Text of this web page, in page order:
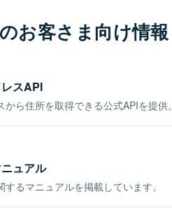
お客さま向け情報
スAPI
ら住所を取得できる公式APIを提供。
ュアル
るマニュアルを掲載しています。